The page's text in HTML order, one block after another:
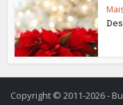
Copyright © 2011-2026 -